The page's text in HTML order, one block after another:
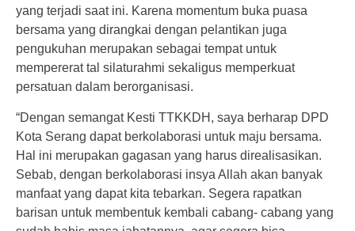
yang terjadi saat ini. Karena momentum buka puasa
bersama yang dirangkai dengan pelantikan juga
pengukuhan merupakan sebagai tempat untuk
mempererat tal silaturahmi sekaligus memperkuat
persatuan dalam berorganisasi.
“Dengan semangat Kesti TTKKDH, saya berharap DPD
Kota Serang dapat berkolaborasi untuk maju bersama.
Hal ini merupakan gagasan yang harus direalisasikan.
Sebab, dengan berkolaborasi insya Allah akan banyak
manfaat yang dapat kita tebarkan. Segera rapatkan
barisan untuk membentuk kembali cabang- cabang yang